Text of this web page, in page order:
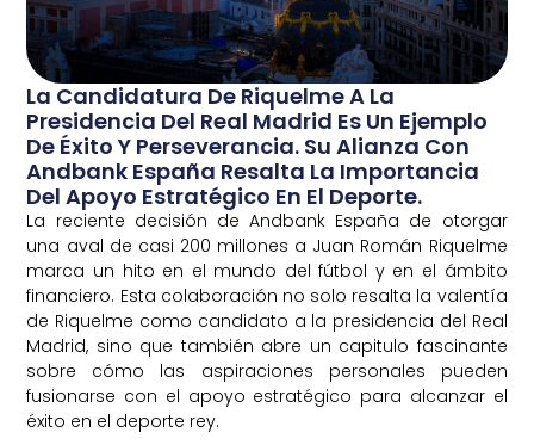
La Candidatura De Riquelme A La
Presidencia Del Real Madrid Es Un Ejemplo
De Éxito Y Perseverancia. Su Alianza Con
Andbank España Resalta La Importancia
Del Apoyo Estratégico En El Deporte.
La reciente decisión de Andbank España de otorgar
una aval de casi 200 millones a Juan Román Riquelme
marca un hito en el mundo del fútbol y en el ámbito
financiero. Esta colaboración no solo resalta la valentía
de Riquelme como candidato a la presidencia del Real
Madrid, sino que también abre un capitulo fascinante
sobre cómo las aspiraciones personales pueden
fusionarse con el apoyo estratégico para alcanzar el
éxito en el deporte rey.